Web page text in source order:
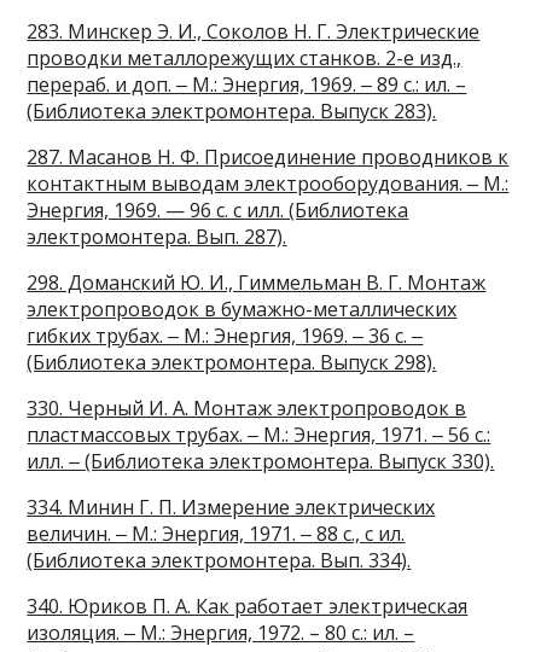
283. Минскер Э. И., Соколов Н. Г. Электрические
проводки металлорежущих станков. 2-е изд.,
перераб. и доп. ‒ М.: Энергия, 1969. ‒ 89 с.: ил. –
(Библиотека электромонтера. Выпуск 283).
287. Масанов Н. Ф. Присоединение проводников к
контактным выводам электрооборудования. ‒ М.:
Энергия, 1969. — 96 с. с илл. (Библиотека
электромонтера. Вып. 287).
298. Доманский Ю. И., Гиммельман В. Г. Монтаж
электропроводок в бумажно-металлических
гибких трубах. ‒ М.: Энергия, 1969. ‒ 36 с. ‒
(Библиотека электромонтера. Выпуск 298).
330. Черный И. А. Монтаж электропроводок в
пластмассовых трубах. ‒ М.: Энергия, 1971. ‒ 56 с.:
илл. ‒ (Библиотека электромонтера. Выпуск 330).
334. Минин Г. П. Измерение электрических
величин. ‒ М.: Энергия, 1971. ‒ 88 с., с ил.
(Библиотека электромонтера. Вып. 334).
340. Юриков П. А. Как работает электрическая
изоляция. ‒ М.: Энергия, 1972. – 80 с.: ил. –